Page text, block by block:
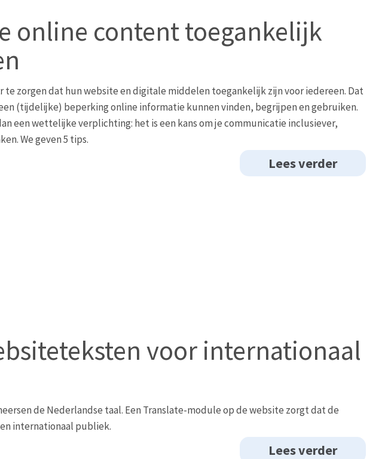
online content toegankelijk
te zorgen dat hun website en digitale middelen toegankelijk zijn voor iedereen. Dat
(tijdelijke) beperking online informatie kunnen vinden, begrijpen en gebruiken.
een wettelijke verplichting: het is een kans om je communicatie inclusiever,
We geven 5 tips.
Lees verder
voor internationaal
de Nederlandse taal. Een Translate-module op de website zorgt dat de
internationaal publiek.
Lees verder